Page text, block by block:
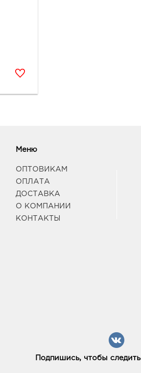
Меню
ОПТОВИКАМ
ОПЛАТА
ДОСТАВКА
О КОМПАНИИ
КОНТАКТЫ
Подпишись, чтобы